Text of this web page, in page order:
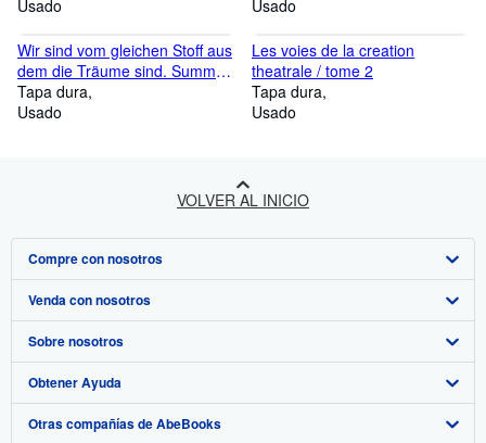
Usado
Usado
Wir sind vom gleichen Stoff aus
dem die Träume sind. Summe
eines Lebens.
Tapa dura
Usado
Les voies de la creation
theatrale / tome 2
Tapa dura
Usado
VOLVER AL INICIO
Compre con nosotros
Búsqueda avanzada
Colecciones
Mi cuenta
Mis pedidos
Venda con nosotros
Comenzar a vender
Únase a nuestro programa de afiliados
Recomiende un vendedor
Sobre nosotros
Sobre IberLibro
Medios
Obtener Ayuda
Preguntas frecuentes y guías
Otras compañías de AbeBooks